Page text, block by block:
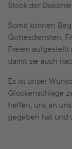
Stock der
Somit können
Gottesdiensten,
Freien aufgestellt
damit sie auch
Es ist unser
Glockenschläge
helfen, uns an
gegeben hat und